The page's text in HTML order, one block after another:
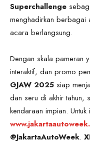
Superchallenge
menghadirkan berbagai
acara berlangsung.
Dengan skala pameran
interaktif, dan promo
GJAW 2025 siap
dan seru di akhir tahun,
kendaraan impian.
@JakartaAutoWeek.